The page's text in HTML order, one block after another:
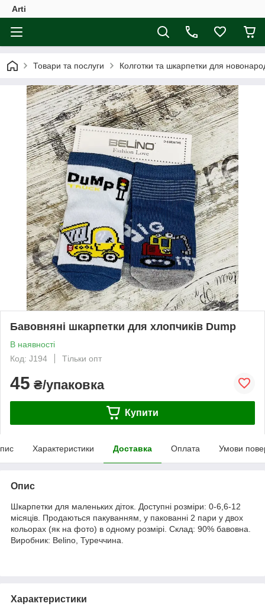
Arti
Товари та послуги Колготки та шкарпетки для
Бавовняні шкарпетки для хлопчиків Dump
В наявності
Код: J194
Тільки опт
45 ₴/упаковка
Купити
Характеристики Доставка Оплата Умови
Опис
Шкарпетки для маленьких діток. Доступні розміри: 0-6,6-12
місяців. Продаються пакуванням, у пакованні 2 пари у двох
кольорах (як на фото) в одному розмірі. Склад: 90% бавовна.
Виробник: Belino, Туреччина.
Характеристики